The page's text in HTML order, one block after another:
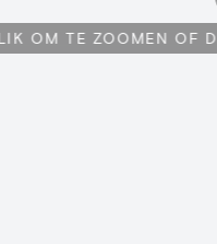
OM TE ZOOMEN OF